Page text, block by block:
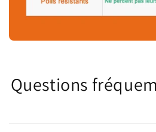
Questions